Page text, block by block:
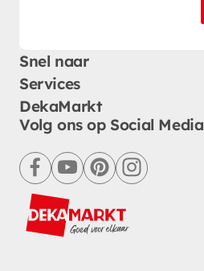
Snel naar
Services
DekaMarkt
Volg ons op Social Media
facebookyoutubepinterestinstagram